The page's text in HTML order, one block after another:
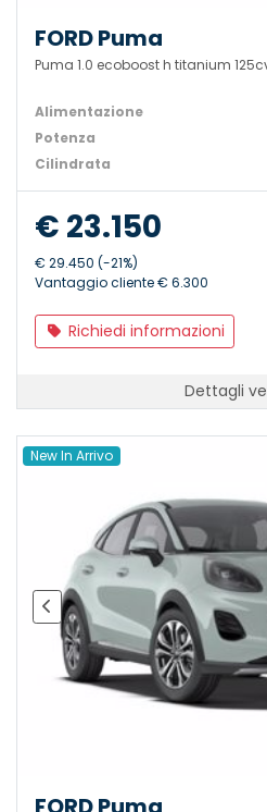
FORD Puma
Puma 1.0 ecoboost h titanium
Alimentazione
Potenza
Cilindrata
€ 23.150
€ 29.450 (-21%)
Vantaggio cliente € 6.300
Richiedi informazioni
Dettagli
New In Arrivo